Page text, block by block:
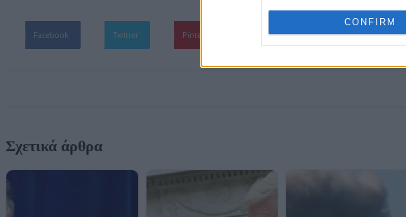
CONFIRM
Facebook Twitter Pinterest WhatsApp
Σχετικά άρθρα